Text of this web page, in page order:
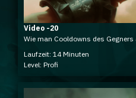
Video -20
Wie man Cooldowns des Gegners
Laufzeit: 14 Minuten
Level: Profi